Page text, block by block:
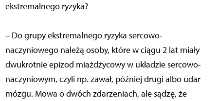
ekstremalnego ryzyka?
– Do grupy ekstremalnego ryzyka sercowo-
naczyniowego należą osoby, które w ciągu 2 lat miały
dwukrotnie epizod miażdżycowy w układzie sercowo-
naczyniowym, czyli np. zawał, później drugi albo udar
mózgu. Mowa o dwóch zdarzeniach, ale sądzę, że